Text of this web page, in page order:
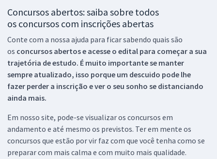
Concursos abertos: saiba sobre todos
os concursos com inscrições abertas
Conte com a nossa ajuda para ficar sabendo quais são
os concursos abertos e acesse o edital para começar a sua
trajetória de estudo. É muito importante se manter
sempre atualizado, isso porque um descuido pode lhe
fazer perder a inscrição e ver o seu sonho se distanciando
ainda mais.
Em nosso site, pode-se visualizar os concursos em
andamento e até mesmo os previstos. Ter em mente os
concursos que estão por vir faz com que você tenha como se
preparar com mais calma e com muito mais qualidade.